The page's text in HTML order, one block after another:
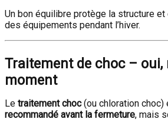
Un bon équilibre protège la structure
des équipements pendant l’hiver.
Traitement de choc – oui,
moment
Le traitement choc(ou chloration choc)
recommandé avant la fermeture, mais